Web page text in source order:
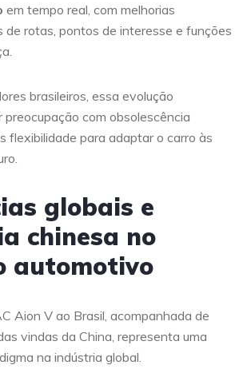
em tempo real, com melhorias
de rotas, pontos de interesse e funções
brasileiros, essa evolução
com obsolescência
flexibilidade para adaptar o carro às
globais e
chinesa no
automotivo
Aion V ao Brasil, acompanhada de
vindas da China, representa uma
na indústria global.